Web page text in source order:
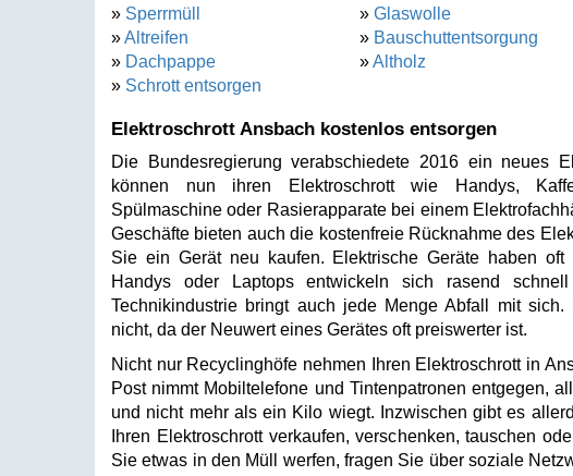
» Sperrmüll
»Altreifen
» Dachpappe
» Schrott entsorgen
» Glaswolle
» Bauschuttentsorgung
»Altholz
Elektroschrott Ansbach kostenlos entsorgen
Die Bundesregierung verabschiedete 2016 ein neues
können nun ihren Elektroschrott wie Handys,
Spülmaschine oder Rasierapparate bei einem
Geschäfte bieten auch die kostenfreie Rücknahme des
Sie ein Gerät neu kaufen. Elektrische Geräte haben oft
Handys oder Laptops entwickeln sich rasend
Technikindustrie bringt auch jede Menge Abfall mit
nicht, da der Neuwert eines Gerätes oft preiswerter ist.
Nicht nur Recyclinghöfe nehmen Ihren Elektroschrott in
Post nimmt Mobiltelefone und Tintenpatronen entgegen,
und nicht mehr als ein Kilo wiegt. Inzwischen gibt es
Ihren Elektroschrott verkaufen, verschenken, tauschen
Sie etwas in den Müll werfen, fragen Sie über soziale